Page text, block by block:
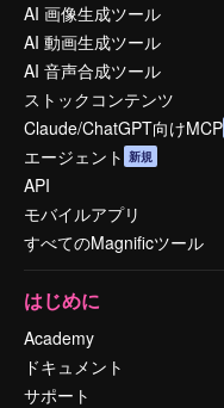
AI 画像生成ツール
AI 動画生成ツール
AI 音声合成ツール
ストックコンテンツ
Claude/ChatGPT向けMCP
エージェント 新規
API
モバイルアプリ
すべてのMagnificツール
はじめに
Academy
ドキュメント
サポート